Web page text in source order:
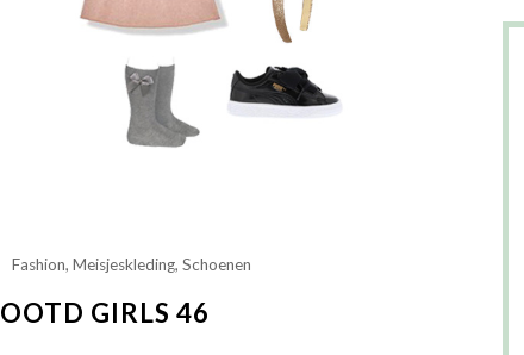
Fashion, Meisjeskleding, Schoenen
OOTD GIRLS 46